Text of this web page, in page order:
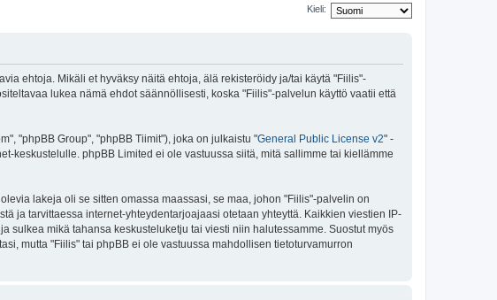
Kieli:
ehtoja. Mikäli et hyväksy näitä ehtoja, älä rekisteröidy ja/tai käytä "Fiilis"-
lukea nämä ehdot säännöllisesti, koska "Fiilis"-palvelun käyttö vaatii että
"phpBB Group", "phpBB Tiimit"), joka on julkaistu "General Public License v2" -
keskustelulle. phpBB Limited ei ole vastuussa siitä, mitä sallimme tai kiellämme
lakeja oli se sitten omassa maassasi, se maa, johon "Fiilis"-palvelin on
ja tarvittaessa internet-yhteydentarjoajaasi otetaan yhteyttä. Kaikkien viestien IP-
sulkea mikä tahansa keskusteluketju tai viesti niin halutessamme. Suostut myös
mutta "Fiilis" tai phpBB ei ole vastuussa mahdollisen tietoturvamurron